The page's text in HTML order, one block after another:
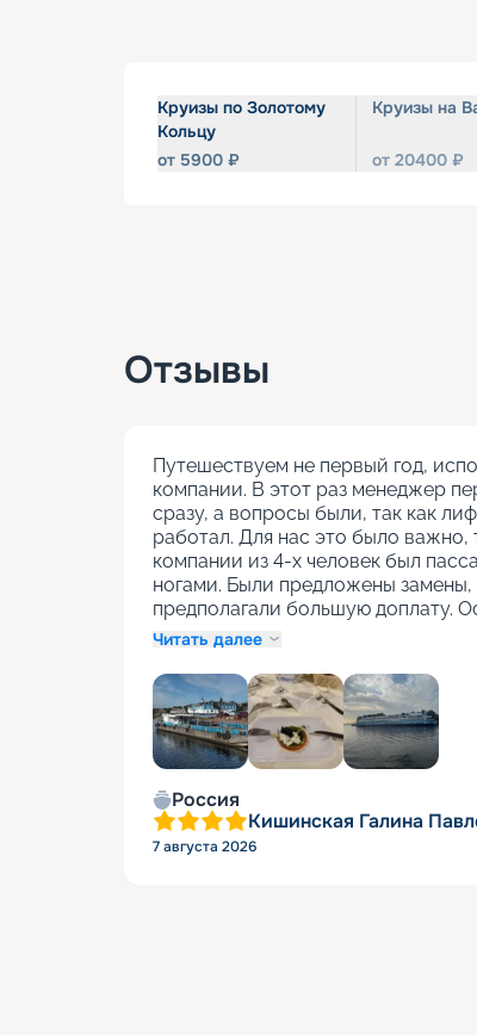
Круизы по Золотому
Кольцу
от 5900 ₽
Круизы на
от 20400 ₽
Отзывы
Путешествуем не первый год,
компании. В этот раз менеджер
сразу, а вопросы были, так как
работал. Для нас это было важно,
компании из 4-х человек был
ногами. Были предложены замены,
предполагали большую доплату.
Читать далее
Россия
Кишинская Галина
7 августа 2026